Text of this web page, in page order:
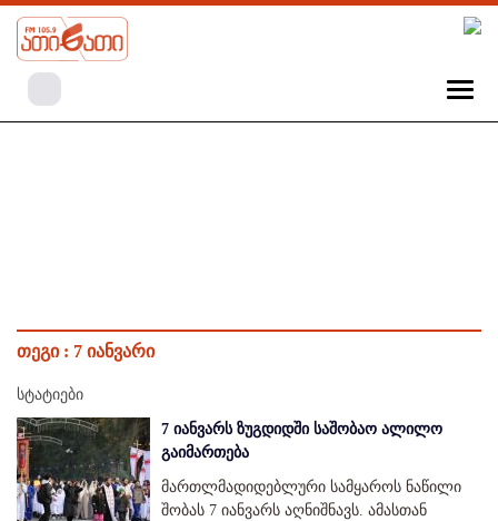
თეგი : 7 იანვარი
სტატიები
7 იანვარს ზუგდიდში საშობაო ალილო
გაიმართება
მართლმადიდებლური სამყაროს ნაწილი
შობას 7 იანვარს აღნიშნავს. ამასთან